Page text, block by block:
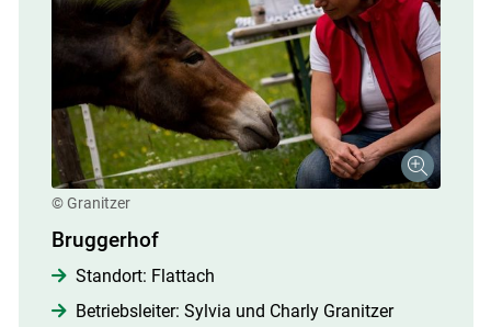
© Granitzer
Bruggerhof
Standort: Flattach
Betriebsleiter: Sylvia und Charly Granitzer